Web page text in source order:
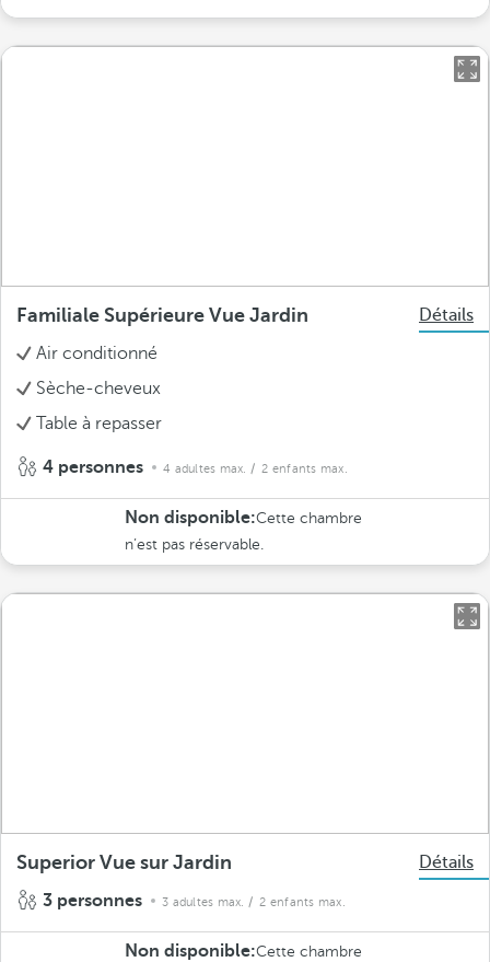
Familiale Supérieure Vue Jardin
Détails
Air conditionné
Sèche-cheveux
Table à repasser
4 personnes 4 adultes max. / 2 enfants max.
Non disponible:Cette chambre
n’est pas réservable.
Superior Vue sur Jardin
Détails
3 personnes
3 adultes max. / 2 enfants max.
Non disponible:Cette chambre